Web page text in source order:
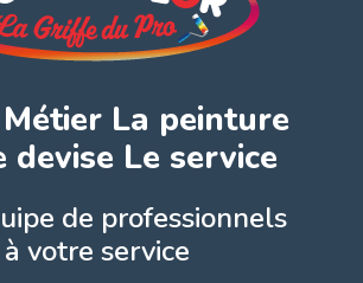
La peinture
devise Le service
de professionnels
à votre service